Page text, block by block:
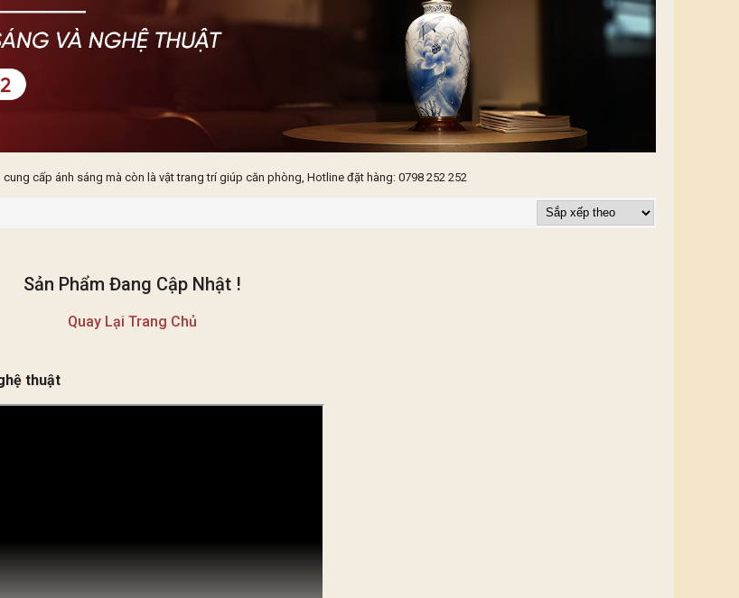
cấp ánh sáng mà còn là vật trang trí giúp căn phòng, Hotline đặt hàng: 0798 252 252
Sản Phẩm Đang Cập Nhật !
Quay Lại Trang Chủ
thuật